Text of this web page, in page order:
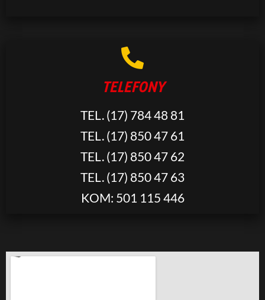
TELEFONY
TEL. (17) 784 48 81
TEL. (17) 850 47 61
TEL. (17) 850 47 62
TEL. (17) 850 47 63
KOM: 501 115 446